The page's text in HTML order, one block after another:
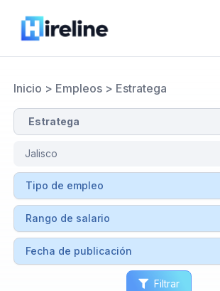
Inicio > Empleos> Estratega
Filtrar